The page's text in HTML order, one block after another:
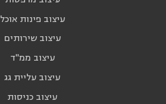
עיצוב פינות אוכל
עיצוב שירותים
עיצוב ממ"ד
עיצוב עליית גג
עיצוב כניסות